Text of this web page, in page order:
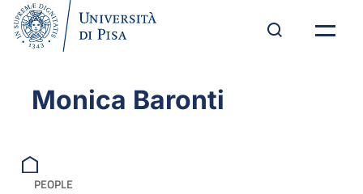
Monica Baronti
PEOPLE